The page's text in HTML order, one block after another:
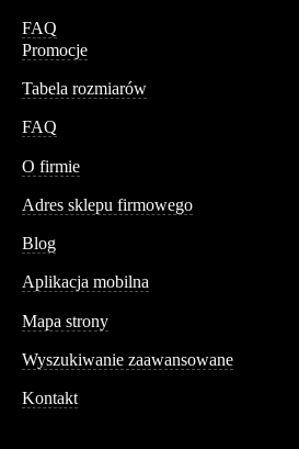
FAQ
Promocje
Tabela rozmiarów
FAQ
O firmie
Adres sklepu firmowego
Blog
Aplikacja mobilna
Mapa strony
Wyszukiwanie zaawansowane
Kontakt